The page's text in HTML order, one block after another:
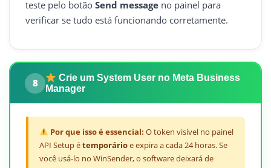
teste pelo botão Send message no painel para
verificar se tudo está funcionando corretamente.
8
Crie um System User no Meta Business
Manager
Por que isso é essencial: O token visível no painel
API Setup étemporárioe expira a cada 24 horas. Se
você usá-lo no WinSender, o software deixará de